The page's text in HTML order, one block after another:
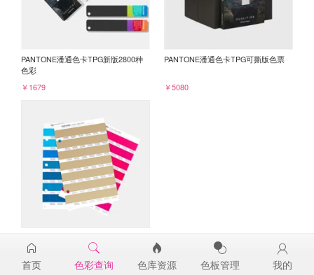
PANTONE潘通色卡TPG新版2800种
色彩
￥1679
PANTONE潘通色卡TPG可撕版色票
￥5080
16-1334TPG
￥98
首页 色彩查询 色库资源 色板管理 我的